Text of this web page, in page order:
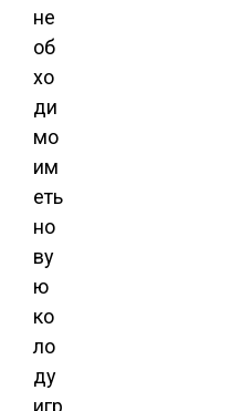
не
об
хо
ди
мо
им
еть
но
ву
ю
ко
ло
ду
игр